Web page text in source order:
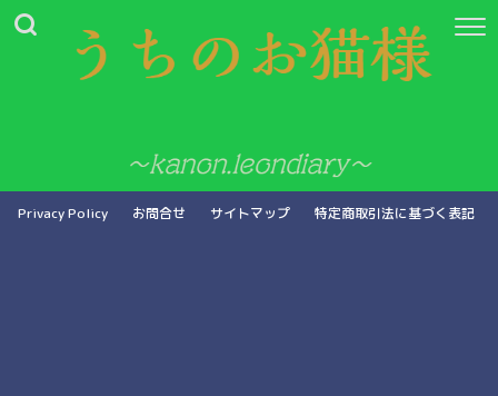
Privacy Policy お問合せ サイトマップ 特定商取引法に基づく表記